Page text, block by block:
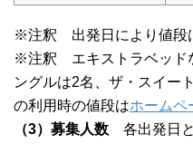
※注釈 出発日により値段
※注釈 エキストラベッド
ングルは2名、ザ・スイー
の利用時の値段はホームペ
（3）募集人数 各出発日と